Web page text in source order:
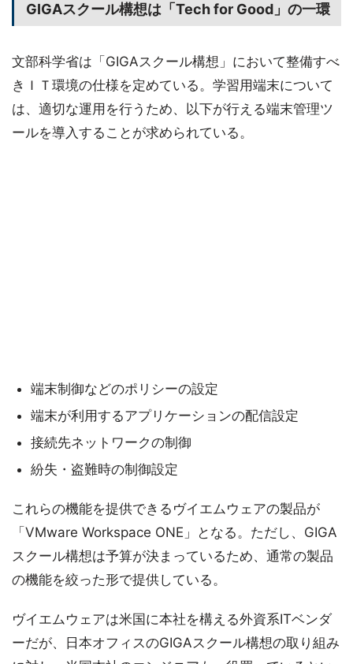
GIGAスクール構想は「Tech for Good」の一環
文部科学省は「GIGAスクール構想」において整備すべ
きＩＴ環境の仕様を定めている。学習用端末について
は、適切な運用を行うため、以下が行える端末管理ツ
ールを導入することが求められている。
端末制御などのポリシーの設定
端末が利用するアプリケーションの配信設定
接続先ネットワークの制御
紛失・盗難時の制御設定
これらの機能を提供できるヴイエムウェアの製品が
「VMware Workspace ONE」となる。ただし、GIGA
スクール構想は予算が決まっているため、通常の製品
の機能を絞った形で提供している。
ヴイエムウェアは米国に本社を構える外資系ITベンダ
ーだが、日本オフィスのGIGAスクール構想の取り組み